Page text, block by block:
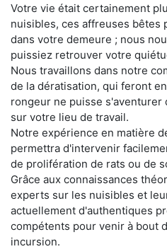
Votre vie était certainement
nuisibles, ces affreuses bêtes
dans votre demeure ; nous
puissiez retrouver votre
Nous travaillons dans notre
de la dératisation, qui feront
rongeur ne puisse s'aventurer
sur votre lieu de travail.
Notre expérience en matière
permettra d'intervenir
de prolifération de rats ou de
Grâce aux connaissances
experts sur les nuisibles et
actuellement d'authentiques
compétents pour venir à bout
incursion.